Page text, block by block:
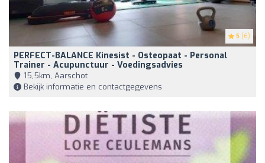
5 (6)
PERFECT-BALANCE Kinesist - Osteopaat - Personal
Trainer - Acupunctuur - Voedingsadvies
15,5km, Aarschot
Bekijk informatie en contactgegevens